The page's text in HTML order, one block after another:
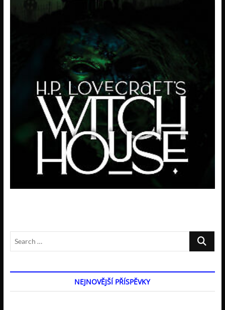
Search
NEJNOVĚJŠÍ PŘÍSPĚVKY